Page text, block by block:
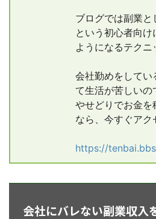
ブログでは副業
という初心者向
ようになるテクニ
会社勤めをしてい
て生活が苦しい
やせどりでお金を
なら、今すぐアク
https://
会社にバレない副業収入